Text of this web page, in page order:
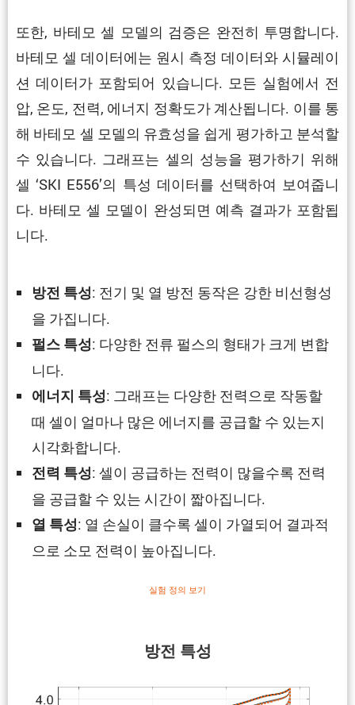
또한, 바테모 셀 모델의 검증은 완전히 투명합니다.
바테모 셀 데이터에는 원시 측정 데이터와 시뮬레이
션 데이터가 포함되어 있습니다. 모든 실험에서 전
압, 온도, 전력, 에너지 정확도가 계산됩니다. 이를 통
해 바테모 셀 모델의 유효성을 쉽게 평가하고 분석할
수 있습니다. 그래프는 셀의 성능을 평가하기 위해
셀 ‘SKI E556’의 특성 데이터를 선택하여 보여줍니
다. 바테모 셀 모델이 완성되면 예측 결과가 포함됩
니다.
방전 특성
방전 특성: 전기 및 열 방전 동작은 강한 비선형성
을 가집니다.
펄스 특성: 다양한 전류 펄스의 형태가 크게 변합
니다.
에너지 특성: 그래프는 다양한 전력으로 작동할
때 셀이 얼마나 많은 에너지를 공급할 수 있는지
시각화합니다.
전력 특성: 셀이 공급하는 전력이 많을수록 전력
을 공급할 수 있는 시간이 짧아집니다.
열 특성: 열 손실이 클수록 셀이 가열되어 결과적
으로 소모 전력이 높아집니다.
실험 정의 보기